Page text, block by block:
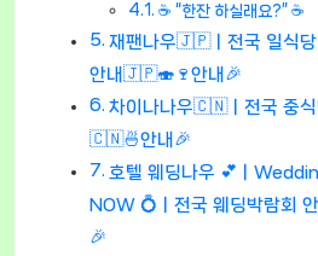
☕ “한잔 하실래요?” ☕
재팬나우🇯🇵ㅣ전국 일식당
안내🇯🇵🍣🍷안내🎉
차이나나우🇨🇳ㅣ전국 중
🇨🇳🍜안내🎉
호텔 웨딩나우 💕ㅣ
NOW 💍ㅣ전국 웨딩박람회
🎉